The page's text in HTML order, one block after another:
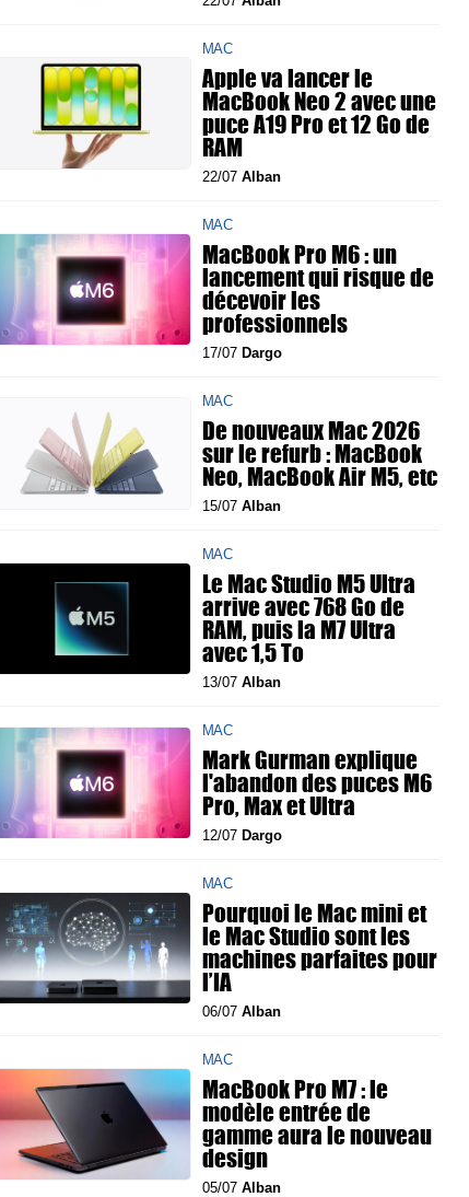
MAC
Apple va lancer le
MacBook Neo 2 avec une
puce A19 Pro et 12 Go de
RAM
22/07 Alban
MAC
MacBook Pro M6 : un
lancement qui risque de
décevoir les
professionnels
17/07 Dargo
MAC
De nouveaux Mac 2026
sur le refurb : MacBook
Neo, MacBook Air M5, etc
15/07 Alban
MAC
Le Mac Studio M5 Ultra
arrive avec 768 Go de
RAM, puis la M7 Ultra
avec 1,5 To
13/07 Alban
MAC
Mark Gurman explique
l'abandon des puces M6
Pro, Max et Ultra
12/07 Dargo
MAC
Pourquoi le Mac mini et
le Mac Studio sont les
machines parfaites pour
l’IA
06/07 Alban
MAC
MacBook Pro M7 : le
modèle entrée de
gamme aura le nouveau
design
05/07 Alban